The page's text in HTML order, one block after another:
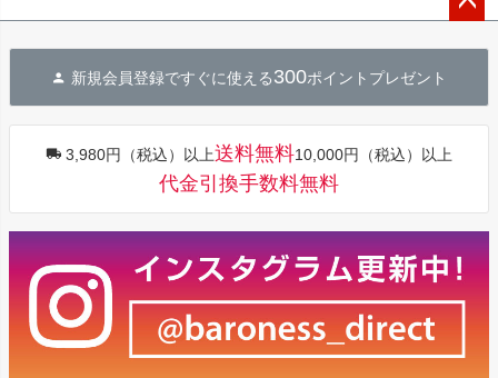
へ
新規会員登録ですぐに使える300ポイントプレゼント
3,980円（税込）以上送料無料10,000円（税込）以上
代金引換手数料無料